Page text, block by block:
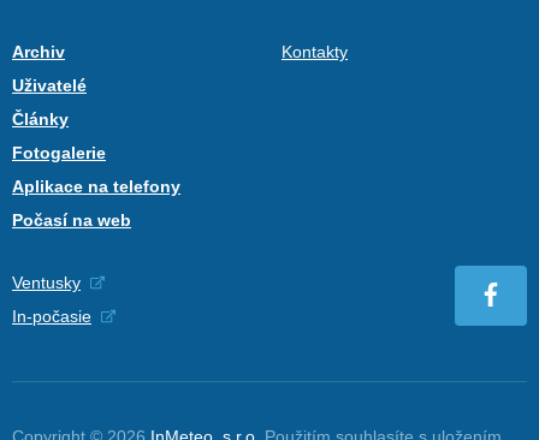
Archiv
Uživatelé
Články
Fotogalerie
Aplikace na telefony
Počasí na web
Kontakty
Ventusky
In-počasie
Copyright © 2026 InMeteo, s.r.o. Použitím souhlasíte s uložením